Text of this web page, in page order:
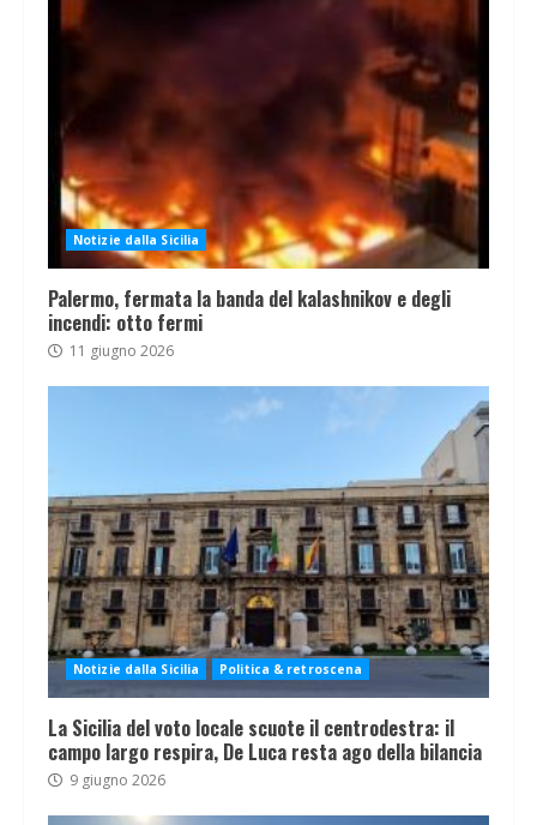
Notizie dalla Sicilia
Palermo, fermata la banda del kalashnikov e degli
incendi: otto fermi
11 giugno 2026
Notizie dalla Sicilia Politica & retroscena
La Sicilia del voto locale scuote il centrodestra: il
campo largo respira, De Luca resta ago della bilancia
9 giugno 2026